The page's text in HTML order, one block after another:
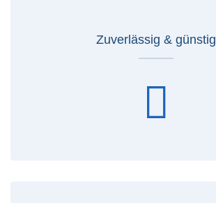
Zuverlässig & günstig